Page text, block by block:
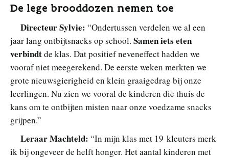
De lege brooddozen nemen toe
Directeur Sylvie: “Ondertussen verdelen we al een
jaar lang ontbijtsnacks op school. Samen iets eten
verbindtde klas. Dat positief neveneffect hadden we
vooraf niet meegerekend. De eerste weken merkten we
grote nieuwsgierigheid en klein graaigedrag bij onze
leerlingen. Nu zien we vooral de kinderen die thuis de
kans om te ontbijten misten naar onze voedzame snacks
grijpen.”
Leraar Machteld: “In mijn klas met 19 kleuters merk
ik bij ongeveer de helft honger. Het aantal kinderen met